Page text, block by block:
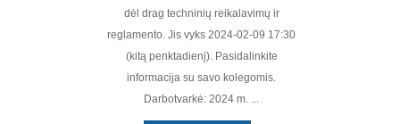
dėl drag techninių reikalavimų ir
reglamento. Jis vyks 2024-02-09 17:30
(kitą penktadienį). Pasidalinkite
informacija su savo kolegomis.
Darbotvarkė: 2024 m. ...